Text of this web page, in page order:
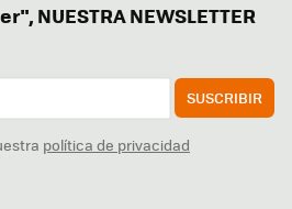
NUESTRA NEWSLETTER
SUSCRIBIR
política de privacidad